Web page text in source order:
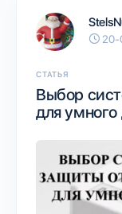
20-
СТАТЬЯ
Выбор
для